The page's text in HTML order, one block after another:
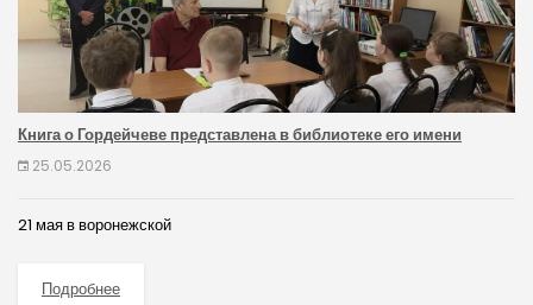
Книга о Гордейчеве представлена в библиотеке его имени
25.05.2026
21 мая в воронежской
Подробнее